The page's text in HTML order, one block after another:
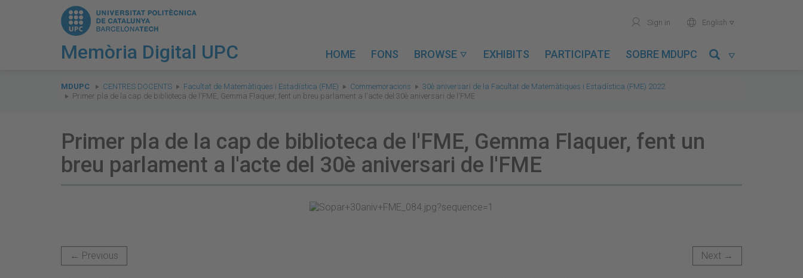
Memòria Digital UPC
user Sign in world English 
HOME FONS BROWSE  EXHIBITS PARTICIPATE SOBRE MDUPC 
are
here:
MDUPC CENTRES DOCENTS Facultat de Matemàtiques i Estadística (FME) Commemoracions
30è aniversari de la Facultat de Matemàtiques i Estadística (FME) 2022
Primer pla de la cap de biblioteca de l'FME, Gemma Flaquer, fent un breu parlament a l'acte del 30è aniversari de l'FME
Primer pla de la cap de biblioteca de l'FME, Gemma Flaquer, fent un
breu parlament a l'acte del 30è aniversari de l'FME
← Previous Next →